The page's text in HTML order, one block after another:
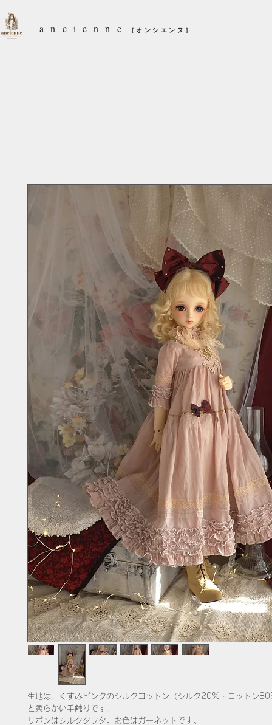
ancienne ［オンシエンヌ］
生地は、くすみピンクのシルクコットン（シルク20%・コットン
と柔らかい手触りです。
リボンはシルクタフタ。お色はガーネットです。